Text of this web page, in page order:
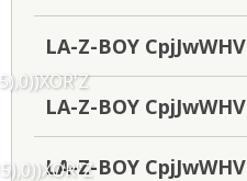
LA-Z-BOY CpjJwWHV
LA-Z-BOY CpjJwWHV
LA-Z-BOY CpjJwWHV